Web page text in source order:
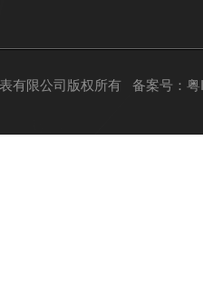
有限公司版权所有 备案号：